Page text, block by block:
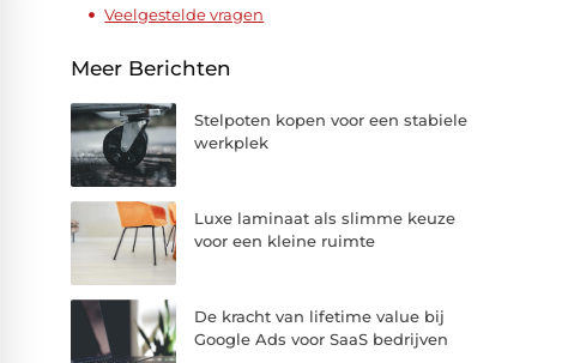
Veelgestelde vragen
Meer Berichten
Stelpoten kopen voor een stabiele
werkplek
Luxe laminaat als slimme keuze
voor een kleine ruimte
De kracht van lifetime value bij
Google Ads voor SaaS bedrijven